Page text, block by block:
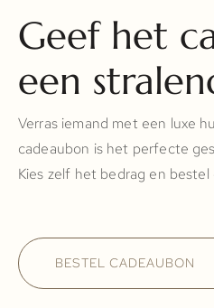
Geef het
een
Verras iemand met een luxe
cadeaubon is het perfecte
Kies zelf het bedrag en
BESTEL CADEAUBON